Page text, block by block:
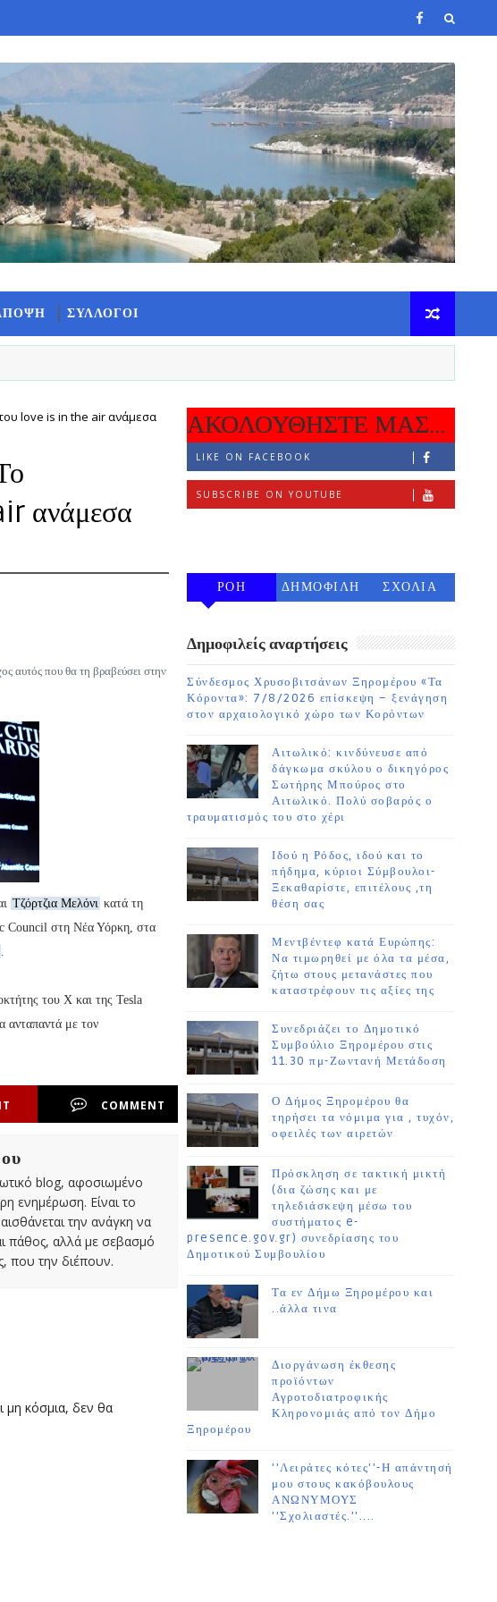
ΣΥΛΛΟΓΟΙ
love is in the air ανάμεσα
ανάμεσα
αυτός που θα τη βραβεύσει στην
Τζόρτζια Μελόνι κατά τη
Council στη Νέα Υόρκη, στα
.
του Χ και της Tesla
ανταπαντά με τον
COMMENT
blog, αφοσιωμένο
ενημέρωση. Είναι το
την ανάγκη να
πάθος, αλλά με σεβασμό
που την διέπουν.
μη κόσμια, δεν θα
ΑΚΟΛΟΥΘΗΣΤΕ ΜΑΣ...
LIKE ON FACEBOOK
SUBSCRIBE ON YOUTUBE
ΡΟΗ
ΔΗΜΟΦΙΛΗ
ΣΧΟΛΙΑ
Δημοφιλείς αναρτήσεις
Σύνδεσμος Χρυσοβιτσάνων Ξηρομέρου «Τα
Κόροντα»: 7/8/2026 επίσκεψη – ξενάγηση
στον αρχαιολογικό χώρο των Κορόντων
Αιτωλικό: κινδύνευσε από
δάγκωμα σκύλου ο δικηγόρος
Σωτήρης Μπούρος στο
Αιτωλικό. Πολύ σοβαρός ο
τραυματισμός του στο χέρι
Ιδού η Ρόδος, ιδού και το
πήδημα, κύριοι Σύμβουλοι-
Ξεκαθαρίστε, επιτέλους ,τη
θέση σας
Μεντβέντεφ κατά Ευρώπης:
Να τιμωρηθεί με όλα τα μέσα,
ζήτω στους μετανάστες που
καταστρέφουν τις αξίες της
Συνεδριάζει το Δημοτικό
Συμβούλιο Ξηρομέρου στις
11.30 πμ-Ζωντανή Μετάδοση
Ο Δήμος Ξηρομέρου θα
τηρήσει τα νόμιμα για , τυχόν,
οφειλές των αιρετών
Πρόσκληση σε τακτική μικτή
(δια ζώσης και με
τηλεδιάσκεψη μέσω του
συστήματος e-
presence.gov.gr) συνεδρίασης του
Δημοτικού Συμβουλίου
Τα εν Δήμω Ξηρομέρου και
..άλλα τινα
Διοργάνωση έκθεσης
προϊόντων
Αγροτοδιατροφικής
Κληρονομιάς από τον Δήμο
Ξηρομέρου
''Λειράτες κότες''-Η απάντησή
μου στους κακόβουλους
ΑΝΩΝΥΜΟΥΣ
''Σχολιαστές.''....